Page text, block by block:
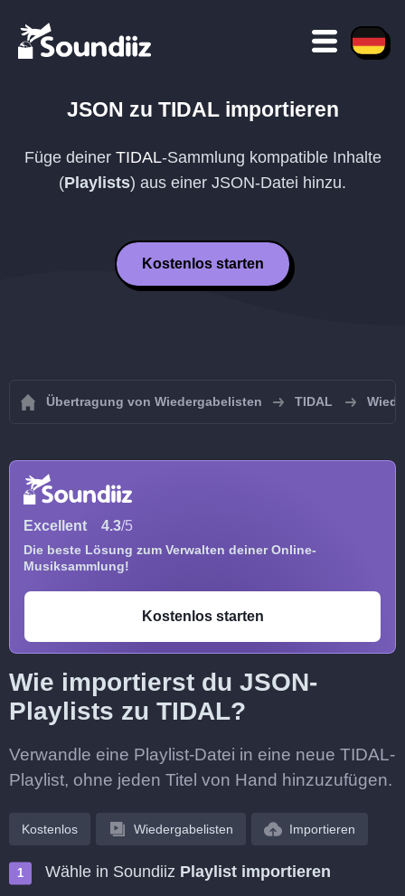
JSON zu TIDALimportieren
Füge deiner TIDAL-Sammlung kompatible Inhalte
(Playlists) aus einer JSON-Datei hinzu.
Kostenlos starten
Übertragung von Wiedergabelisten TIDAL
Excellent 4.3/5
Die beste Lösung zum Verwalten deiner Online-
Musiksammlung!
Kostenlos starten
Wie importierst du JSON-
Playlists zu TIDAL?
Verwandle eine Playlist-Datei in eine neue TIDAL-
Playlist, ohne jeden Titel von Hand hinzuzufügen.
Kostenlos Wiedergabelisten Importieren
Wähle in Soundiiz Playlist importieren